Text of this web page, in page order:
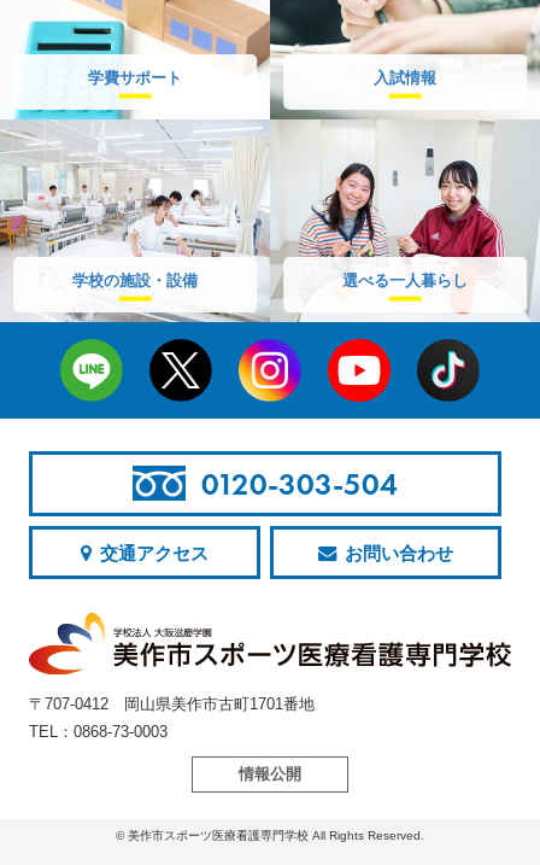
学費サポート 入試情報
学校の施設・設備 選べる一人暮らし
0120-303-504
交通アクセス お問い合わせ
〒707-0412 岡山県美作市古町1701番地
TEL：0868-73-0003
情報公開
© 美作市スポーツ医療看護専門学校 All Rights Reserved.